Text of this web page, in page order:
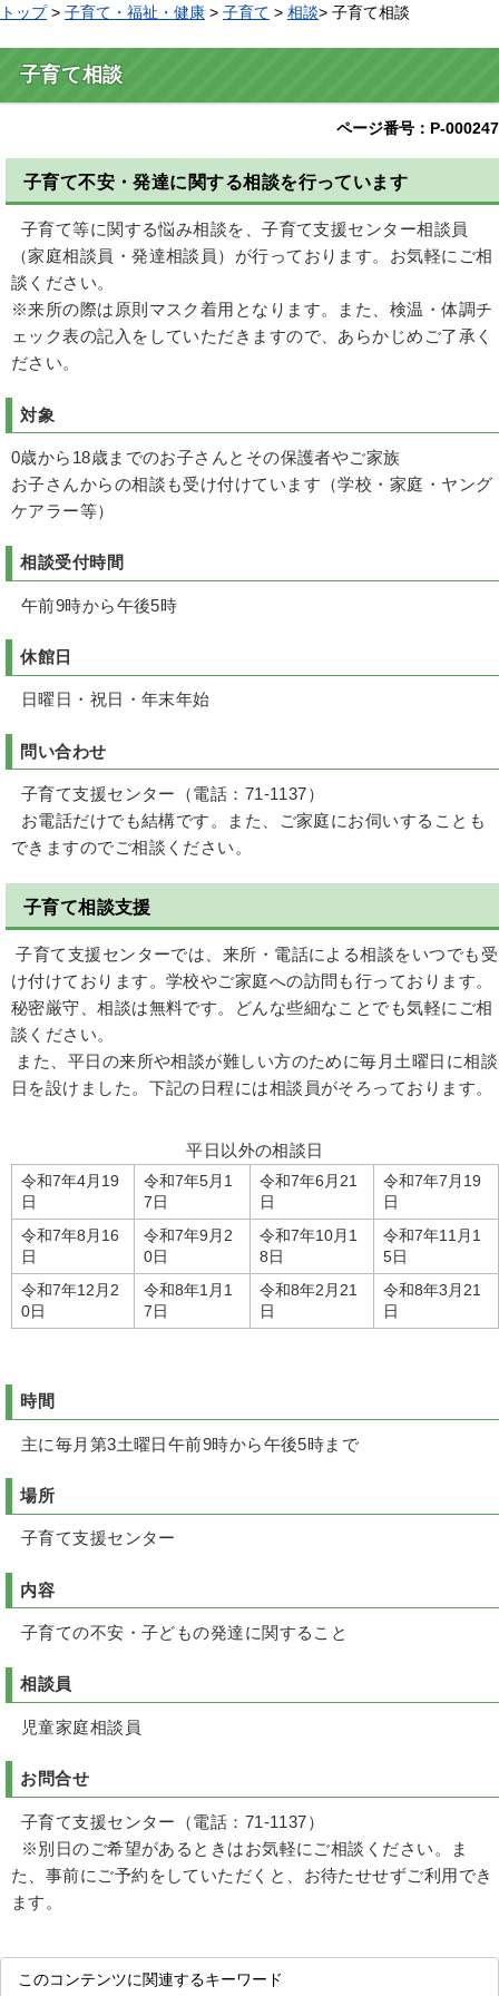
トップ> 子育て・福祉・健康 > 子育て > 相談> 子育て相談
子育て相談
ページ番号：P-000247
子育て不安・発達に関する相談を行っています
子育て等に関する悩み相談を、子育て支援センター相談員
（家庭相談員・発達相談員）が行っております。お気軽にご相
談ください。
※来所の際は原則マスク着用となります。また、検温・体調チ
ェック表の記入をしていただきますので、あらかじめご了承く
ださい。
対象
0歳から18歳までのお子さんとその保護者やご家族
お子さんからの相談も受け付けています（学校・家庭・ヤング
ケアラー等）
相談受付時間
午前9時から午後5時
休館日
日曜日・祝日・年末年始
問い合わせ
子育て支援センター（電話：71-1137）
お電話だけでも結構です。また、ご家庭にお伺いすることも
できますのでご相談ください。
子育て相談支援
子育て支援センターでは、来所・電話による相談をいつでも受
け付けております。学校やご家庭への訪問も行っております。
秘密厳守、相談は無料です。どんな些細なことでも気軽にご相
談ください。
また、平日の来所や相談が難しい方のために毎月土曜日に相談
日を設けました。下記の日程には相談員がそろっております。
平日以外の相談日
令和7年4月19
日
令和7年5月1
7日
令和7年6月21
日
令和7年7月19
日
令和7年8月16
日
令和7年9月2
0日
令和7年10月1
8日
令和7年11月1
5日
令和7年12月2
0日
令和8年1月1
7日
令和8年2月21
日
令和8年3月21
日
時間
主に毎月第3土曜日 午前9時から午後5時まで
場所
子育て支援センター
内容
子育ての不安・子どもの発達に関すること
相談員
児童家庭相談員
お問合せ
子育て支援センター（電話：71-1137）
※別日のご希望があるときはお気軽にご相談ください。ま
た、事前にご予約をしていただくと、お待たせせずご利用でき
ます。
このコンテンツに関連するキーワード